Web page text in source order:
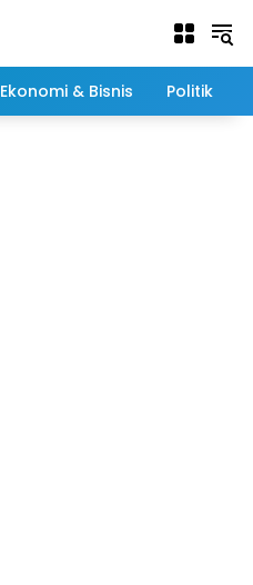
Ekonomi & Bisnis Politik